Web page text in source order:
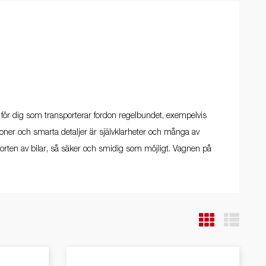
dig som transporterar fordon regelbundet, exempelvis
och smarta detaljer är självklarheter och många av
av bilar, så säker och smidig som möjligt. Vagnen på